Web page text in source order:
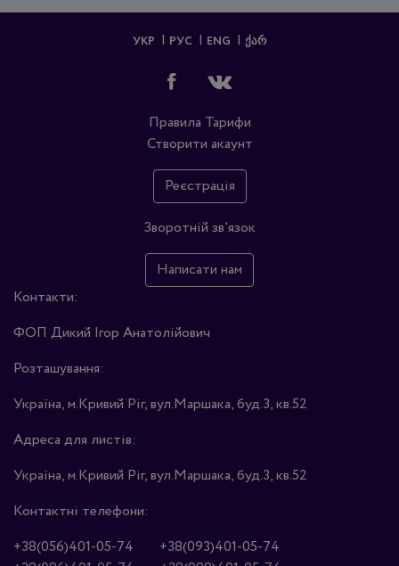
УКР РУС ENG ᲥᲐᲠ
Правила Тарифи
Створити акаунт
Реєстрація
Зворотній зв'язок
Написати нам
Контакти:
ФОП Дикий Ігор Анатолійович
Розташування:
Україна, м.Кривий Ріг, вул.Маршака, буд.3, кв.52
Адреса для листів:
Україна, м.Кривий Ріг, вул.Маршака, буд.3, кв.52
Контактні телефони:
+38(056)401-05-74
+38(093)401-05-74